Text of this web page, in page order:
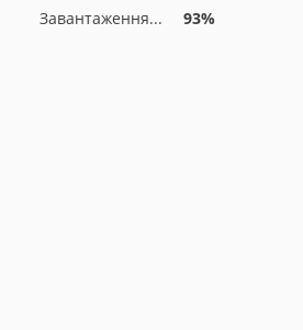
Завантаження... 93%